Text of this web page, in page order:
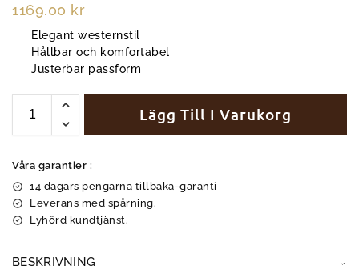
1169.00 kr
Elegant westernstil
Hållbar och komfortabel
Justerbar passform
Lägg Till I Varukorg
Våra garantier :
14 dagars pengarna tillbaka-garanti
Leverans med spårning.
Lyhörd kundtjänst.
BESKRIVNING